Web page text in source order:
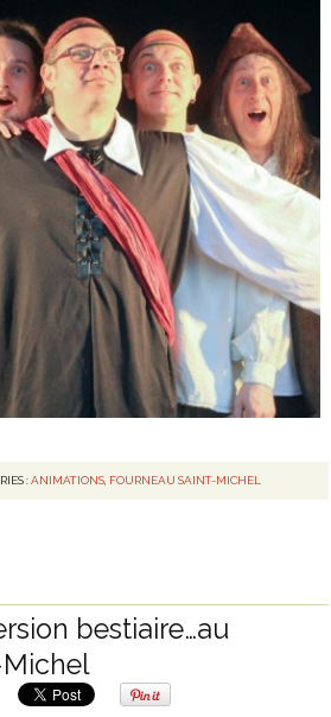
:ANIMATIONS, FOURNEAU SAINT-MICHEL
bestiaire…au